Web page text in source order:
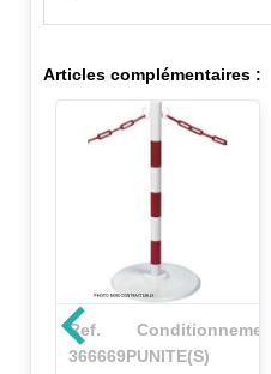
Articles complémentaires :
Ref.
366669P
Conditionnement
UNITE(S)